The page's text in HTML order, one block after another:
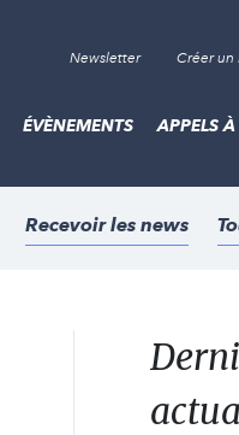
Newsletter Créer un
ÉVÈNEMENTS APPELS À
Recevoir les news